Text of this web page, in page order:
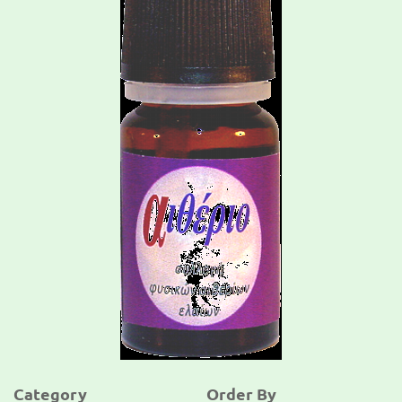
Category Order By